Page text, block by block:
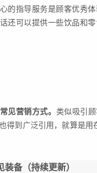
的指导服务是顾客优秀体
还可以提供一些饮品和
见营销方式。 类似吸引
得到广泛引用，就算是用
备（持续更新）